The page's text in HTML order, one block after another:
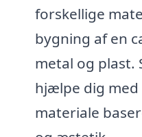
forskellige
bygning af en
metal og plast.
hjælpe dig
materiale